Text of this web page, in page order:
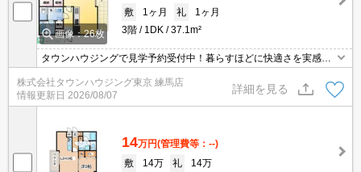
画像：26枚
敷
1ヶ月 礼
1ヶ月
3階
1DK 37.1m²
タウンハウジングで見学予約受付中！暮らすほどに快適さを実感で
きる設備仕様！駅前商業施設の多さ！日常の買い物に便利！
株式会社タウンハウジング東京 練馬店
情報更新日 2026/08/07
詳細を見る
14万円(管理費等：--)
敷
14万 礼
14万